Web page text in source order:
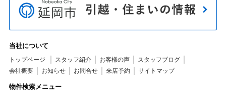
当社について
トップページ スタッフ紹介 お客様の声
スタッフブログ
会社概要
お知らせ お問合せ 来店予約 サイトマップ
物件検索メニュー